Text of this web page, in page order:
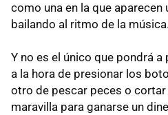
como una en la que aparecen
bailando al ritmo de la música.
Y no es el único que pondrá
a la hora de presionar los
otro de pescar peces o cortar
maravilla para ganarse un